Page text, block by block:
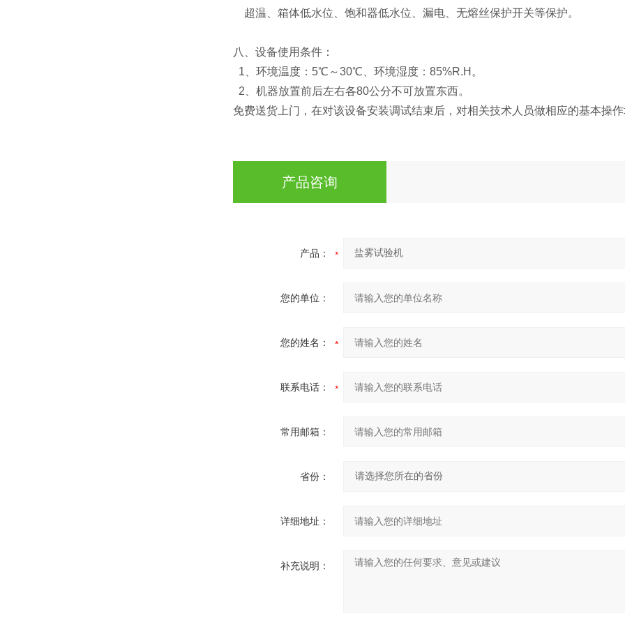
超温、箱体低水位、饱和器低水位、漏电、无熔丝保护开关等保护。
八、设备使用条件：
1、环境温度：5℃～30℃、环境湿度：85%R.H。
2、机器放置前后左右各80公分不可放置东西。
免费送货上门，在对该设备安装调试结束后，对相关技术人员做相应的基本操
产品咨询
产品：
您的单位：
您的姓名：
联系电话：
常用邮箱：
省份：
详细地址：
补充说明：